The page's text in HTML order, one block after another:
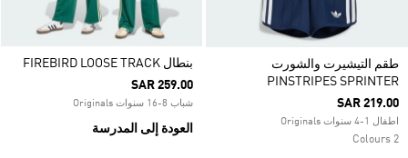
طقم التيشيرت والشورت
PINSTRIPES SPRINTER
SAR 219.00
اطفال 1-4 سنوات Originals
2 Colours
بنطال FIREBIRD LOOSE TRACK
SAR 259.00
شباب 8-16 سنوات Originals
العودة إلى المدرسة